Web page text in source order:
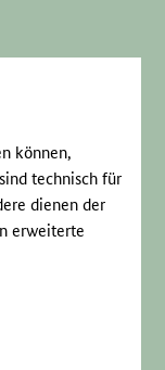
können,
technisch für
dienen der
erweiterte